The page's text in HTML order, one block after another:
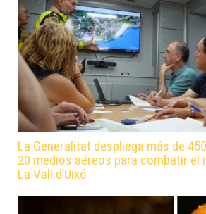
La Generalitat despliega más de
20 medios aéreos para combatir el
La Vall d’Uixó